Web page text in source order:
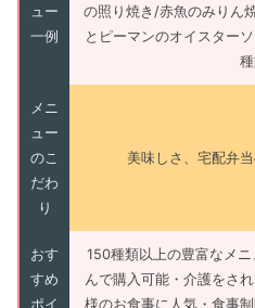
ュー
一例
の照り焼き/赤魚のみりん
とピーマンのオイスター
メニ
ュー
のこ
だわ
り
美味しさ、宅配弁
おす
すめ
ポイ
150種類以上の豊富なメ
んで購入可能・介護をさ
様のお食事に人気・食事